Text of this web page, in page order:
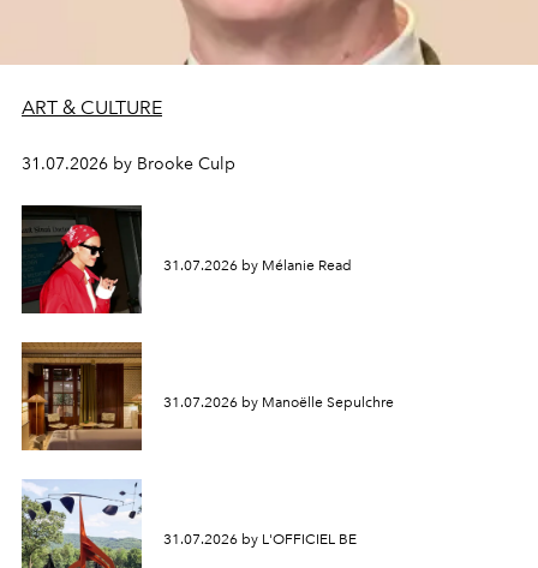
ART & CULTURE
31.07.2026 by Brooke Culp
31.07.2026 by Mélanie Read
31.07.2026 by Manoëlle Sepulchre
31.07.2026 by L'OFFICIEL BE